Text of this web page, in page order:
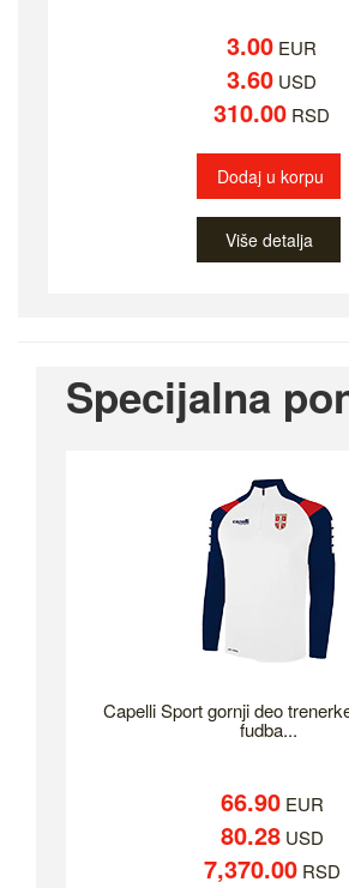
3.00 EUR
3.60 USD
310.00 RSD
Dodaj u korpu
Više detalja
Specijalna
Capelli Sport gornji deo
fudba...
66.90EUR
80.28USD
7,370.00RSD